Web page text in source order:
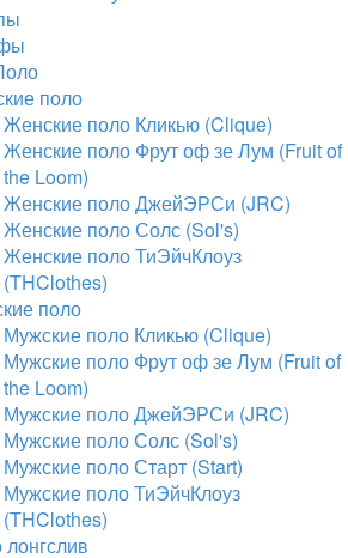
поло
Женские поло Кликью (Clique)
Женские поло Фрут оф зе Лум (Fruit of
the Loom)
Женские поло ДжейЭРСи (JRC)
Женские поло Солс (Sol's)
Женские поло ТиЭйчКлоуз
(THClothes)
поло
Мужские поло Кликью (Clique)
Мужские поло Фрут оф зе Лум (Fruit of
the Loom)
Мужские поло ДжейЭРСи (JRC)
Мужские поло Солс (Sol's)
Мужские поло Старт (Start)
Мужские поло ТиЭйчКлоуз
(THClothes)